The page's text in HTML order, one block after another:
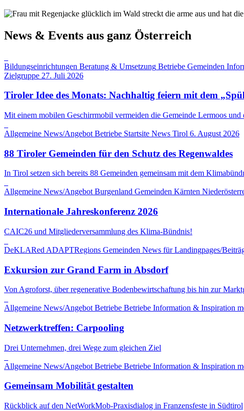
News & Events aus ganz Österreich
Bildungseinrichtungen Beratung & Umsetzung Betriebe Gemeinden
Zielgruppe 27. Juli 2026
Tiroler Idee des Monats: Nachhaltig feiern mit dem
Mit einem mobilen Geschirrmobil vermeiden die Gemeinde Lermoos
Allgemeine News/Angebot Betriebe Startsite News Tirol 6. August 2026
88 Tiroler Gemeinden für den Schutz des Regenwaldes
In Tirol setzen sich bereits 88 Gemeinden gemeinsam mit dem
Allgemeine News/Angebot Burgenland Gemeinden Kärnten
Internationale Jahreskonferenz 2026
CAIC26 und Mitgliederversammlung des Klima-Bündnis!
DeKLARed ADAPTRegions Gemeinden News für Landingpages/
Exkursion zur Grand Farm in Absdorf
Von Agroforst, über regenerative Bodenbewirtschaftung bis hin zur
Allgemeine News/Angebot Betriebe Betriebe Information & Inspiration
Netzwerktreffen: Carpooling
Drei Unternehmen, drei Wege zum gleichen Ziel
Allgemeine News/Angebot Betriebe Betriebe Information & Inspiration
Gemeinsam Mobilität gestalten
Rückblick auf den NetWorkMob-Praxisdialog in Franzensfeste in Südtirol